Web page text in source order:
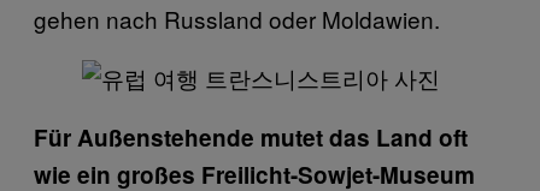
gehen nach Russland oder Moldawien.
Für Außenstehende mutet das Land oft
wie ein großes Freilicht-Sowjet-Museum